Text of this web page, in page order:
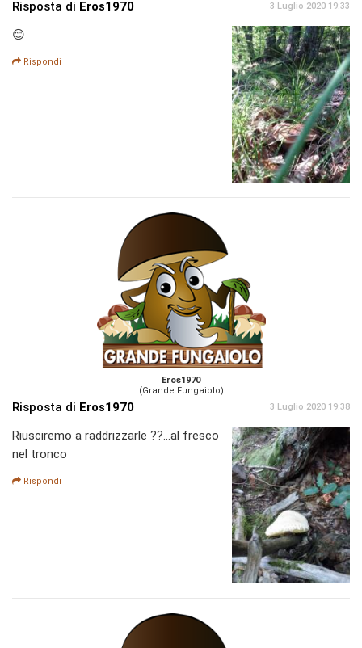
Risposta di Eros1970 3 Luglio 2020 19:33
😊
Rispondi
Eros1970
(Grande Fungaiolo)
Risposta di Eros1970 3 Luglio 2020 19:38
Riusciremo a raddrizzarle ??...al fresco
nel tronco
Rispondi